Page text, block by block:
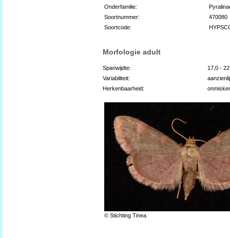
Onderfamilie:
Soortnummer:
470080
Soortcode:
Morfologie adult
Spanwijdte:
17,0 -
Variabiliteit:
Herkenbaarheid:
© Stichting Tinea